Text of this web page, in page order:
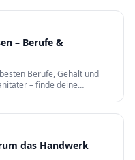
– Berufe &
Berufe, Gehalt und
– finde deine
das Handwerk